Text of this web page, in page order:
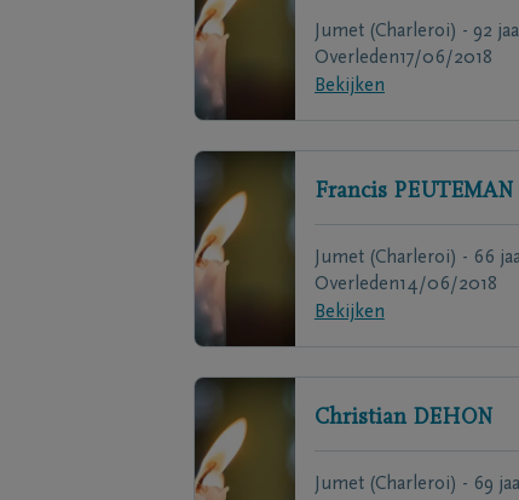
Jumet (Charleroi) - 92
Overleden17/06/2018
Bekijken
Francis PEUTEMAN
Jumet (Charleroi) - 66
Overleden14/06/2018
Bekijken
Christian DEHON
Jumet (Charleroi) - 69